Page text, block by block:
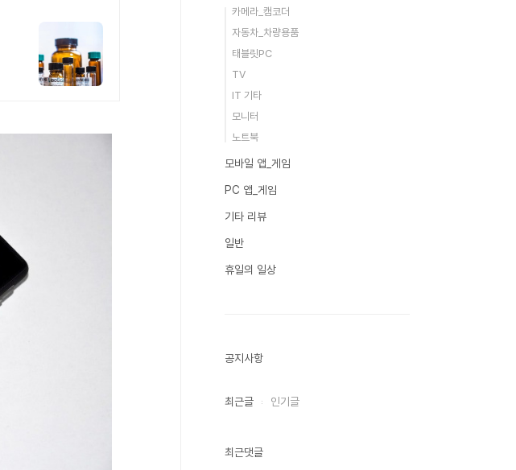
카메라_캠코더
자동차_차량용품
태블릿PC
TV
IT 기타
모니터
노트북
모바일 앱_게임
PC 앱_게임
기타 리뷰
일반
휴일의 일상
공지사항
최근글 인기글
최근댓글